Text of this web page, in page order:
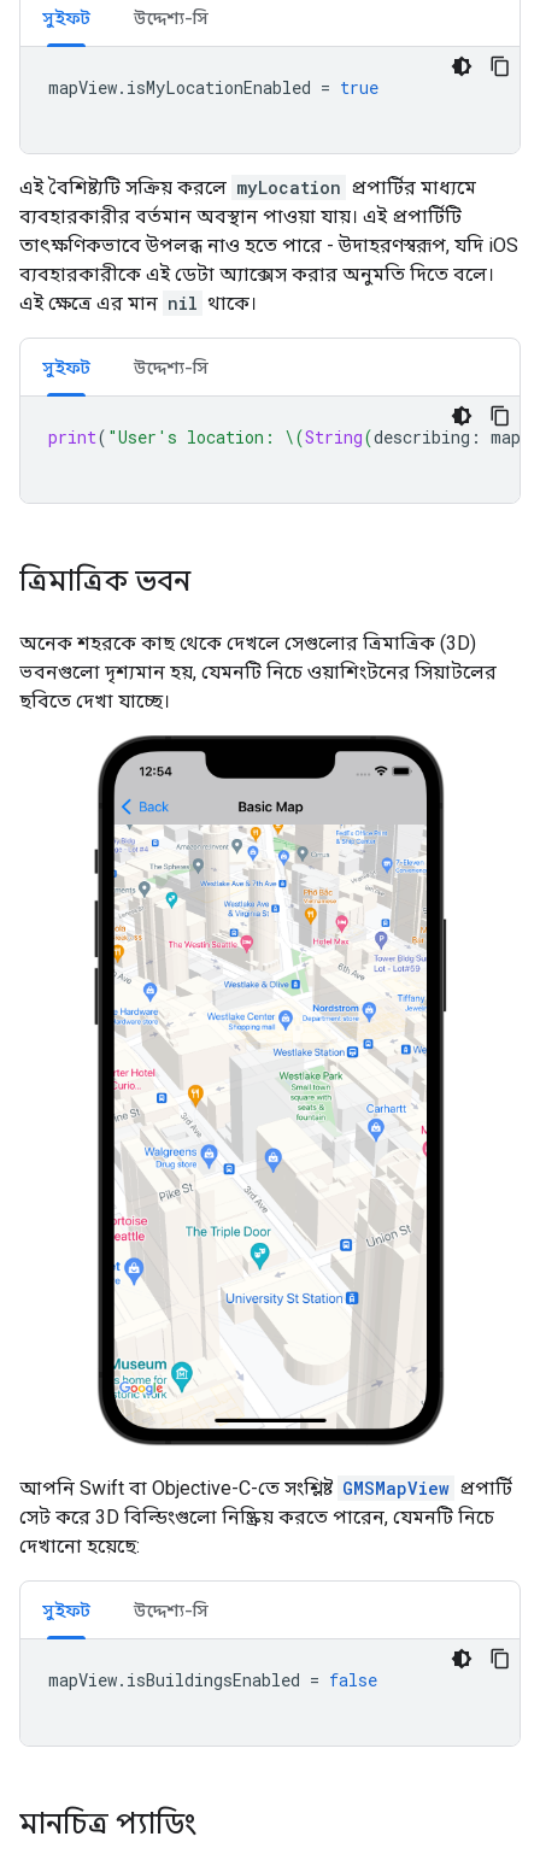
সুইফট উদ্দেশ্য-সি
mapView. isMyLocationEnabled = true
এই বৈশিষ্ট্যটি সক্রিয় করলে myLocation প্রপার্টির মাধ্যমে
ব্যবহারকারীর বর্তমান অবস্থান পাওয়া যায়। এই প্রপার্টিটি
তাৎক্ষণিকভাবে উপলব্ধ নাও হতে পারে - উদাহরণস্বরূপ, যদি iOS
ব্যবহারকারীকে এই ডেটা অ্যাক্সেস করার অনুমতি দিতে বলে।
এই ক্ষেত্রে এর মান nil থাকে।
সুইফট উদ্দেশ্য-সি
print( "User's location: \(String(describing :
ত্রিমাত্রিক ভবন
অনেক শহরকে কাছ থেকে দেখলে সেগুলোর ত্রিমাত্রিক (3D)
ভবনগুলো দৃশ্যমান হয়, যেমনটি নিচে ওয়াশিংটনের সিয়াটলের
ছবিতে দেখা যাচ্ছে।
আপনি Swift বা Objective-C-তে সংশ্লিষ্ট GMSMapView প্রপার্টি
সেট করে 3D বিল্ডিংগুলো নিষ্ক্রিয় করতে পারেন, যেমনটি নিচে
দেখানো হয়েছে:
সুইফট উদ্দেশ্য-সি
mapView. isBuildingsEnabled = false
মানচিত্র প্যাডিং